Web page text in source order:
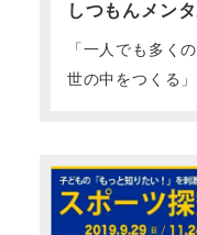
しつもんメン
「一人でも多く
世の中をつくる」